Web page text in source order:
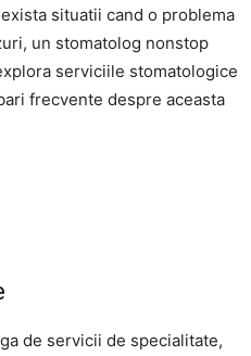
situatii cand o problema
un stomatolog nonstop
serviciile stomatologice
frecvente despre aceasta
de servicii de specialitate,